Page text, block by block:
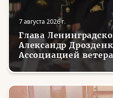
7 августа 2026 г.
Глава
Александр
Ассоциацией